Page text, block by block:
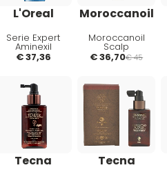
L'Oreal
Serie Expert
Aminexil
Advanced Siero
Fuller & Stronger
rinforzante anti-
caduta 90ml
€ 37,36
Moroccanoil
Moroccanoil
Scalp
Revitalizing Tonic
100ml Tonico
Cuoio Capelluto
€ 36,70€ 45
Tecna Tecna